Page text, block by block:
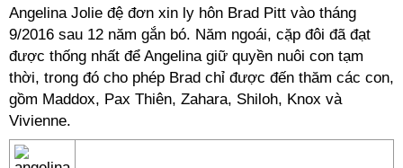
Angelina Jolie đệ đơn xin ly hôn Brad Pitt vào tháng
9/2016 sau 12 năm gắn bó. Năm ngoái, cặp đôi đã đạt
được thống nhất để Angelina giữ quyền nuôi con tạm
thời, trong đó cho phép Brad chỉ được đến thăm các con,
gồm Maddox, Pax Thiên, Zahara, Shiloh, Knox và
Vivienne.